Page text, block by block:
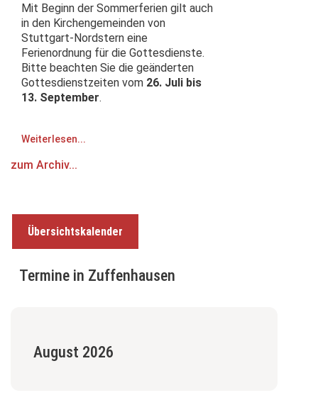
Mit Beginn der Sommerferien gilt auch
in den Kirchengemeinden von
Stuttgart-Nordstern eine
Ferienordnung für die Gottesdienste.
Bitte beachten Sie die geänderten
Gottesdienstzeiten vom 26. Juli bis
13. September.
Weiterlesen...
zum Archiv...
Übersichtskalender
Termine in Zuffenhausen
August 2026